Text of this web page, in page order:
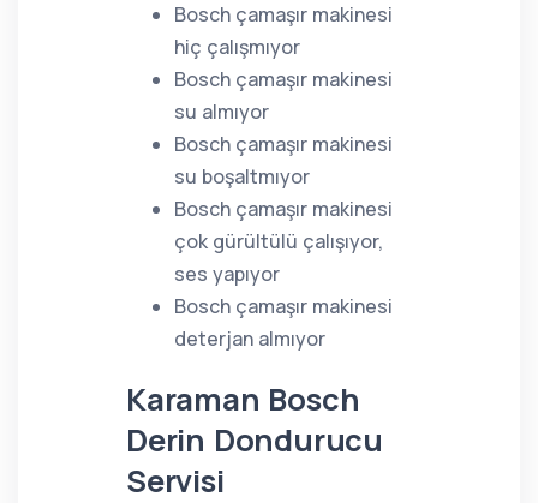
Bosch çamaşır makinesi
hiç çalışmıyor
Bosch çamaşır makinesi
su almıyor
Bosch çamaşır makinesi
su boşaltmıyor
Bosch çamaşır makinesi
çok gürültülü çalışıyor,
ses yapıyor
Bosch çamaşır makinesi
deterjan almıyor
Karaman Bosch
Derin Dondurucu
Servisi